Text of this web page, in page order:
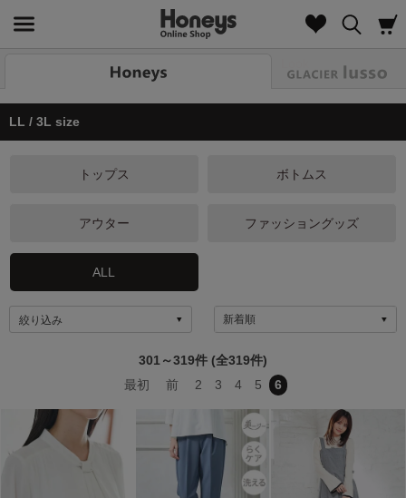
LL / 3L size
トップス ボトムス
アウター ファッショングッズ
ALL
絞り込み
301～319件 (全319件)
最初
前 2 3 4 5 6